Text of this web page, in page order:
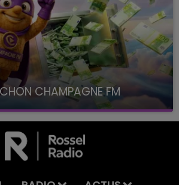
CHAMPAGNE FM
FM, à 8H10